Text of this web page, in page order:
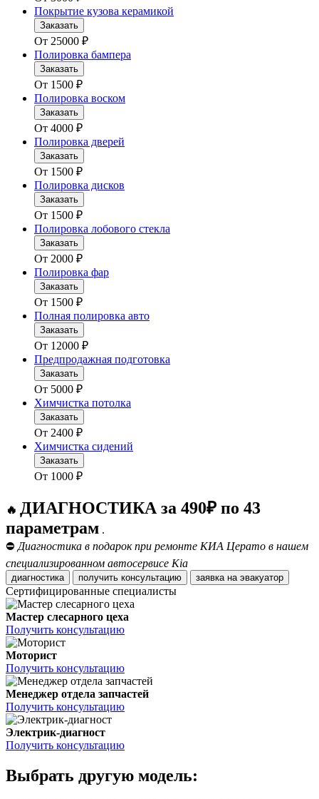
Покрытие кузова керамикой
Заказать
От 25000 ₽
Полировка бампера
Заказать
От 1500 ₽
Полировка воском
Заказать
От 4000 ₽
Полировка дверей
Заказать
От 1500 ₽
Полировка дисков
Заказать
От 1500 ₽
Полировка лобового стекла
Заказать
От 2000 ₽
Полировка фар
Заказать
От 1500 ₽
Полная полировка авто
Заказать
От 12000 ₽
Предпродажная подготовка
Заказать
От 5000 ₽
Химчистка потолка
Заказать
От 2400 ₽
Химчистка сидений
Заказать
От 1000 ₽
🔥 ДИАГНОСТИКА за 490₽ по 43
параметрам .
⛔ Диагностика в подарок при ремонте КИА Церато в нашем
специализированном автосервисе Kia
диагностика получить консультацию заявка на эвакуатор
Сертифицированные специалисты
Мастер слесарного цеха
Получить консультацию
Моторист
Получить консультацию
Менеджер отдела запчастей
Получить консультацию
Электрик-диагност
Получить консультацию
Выбрать другую модель: